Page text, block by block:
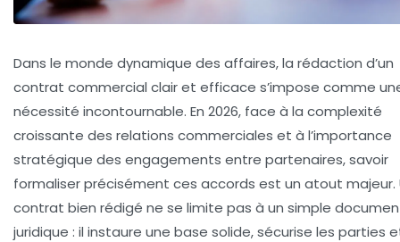
Dans le monde dynamique des affaires, la rédaction d’un
contrat commercial clair et efficace s’impose comme
nécessité incontournable. En 2026, face à la complexité
croissante des relations commerciales et à l’importance
stratégique des engagements entre partenaires, savoir
formaliser précisément ces accords est un atout majeur.
contrat bien rédigé ne se limite pas à un simple
juridique : il instaure une base solide, sécurise les parties